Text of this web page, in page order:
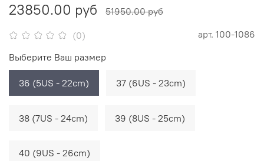
(0) арт. 100-1086
23850.00 руб 51950.00 руб
Выберите Ваш размер
36 (5US - 22cm) 37 (6US - 23cm)
38 (7US - 24cm) 39 (8US - 25cm)
40 (9US - 26cm)